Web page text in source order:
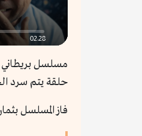
02:28
حلقة يتم سرد
فاز المسلسل